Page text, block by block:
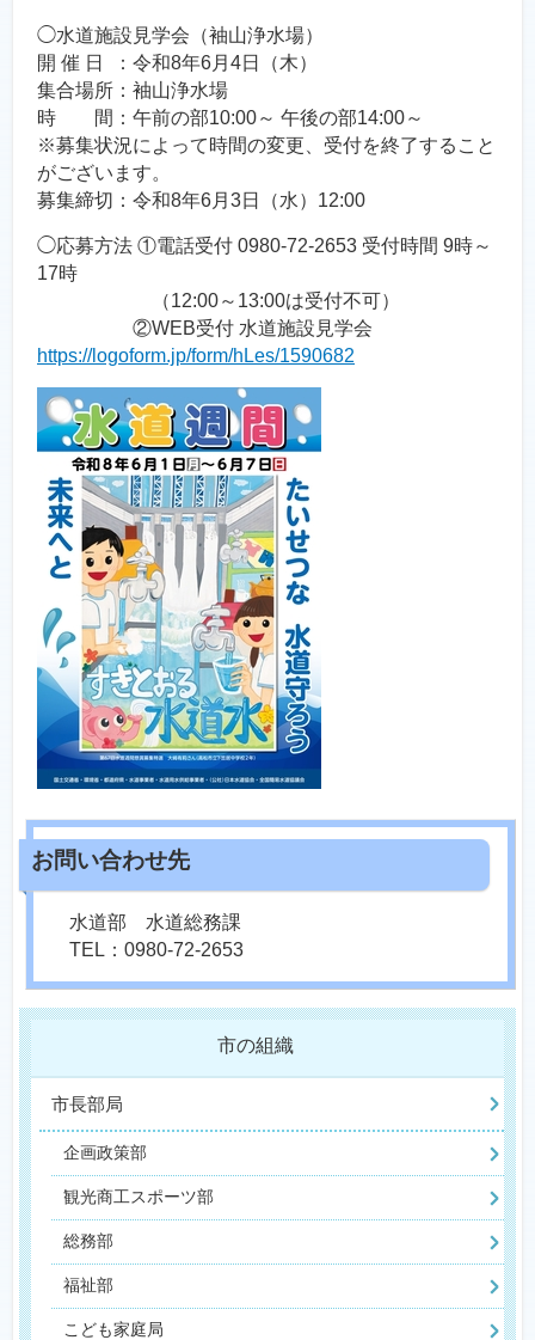
◯水道施設見学会（袖山浄水場）
開 催 日 ：令和8年6月4日（木）
集合場所：袖山浄水場
時 間：午前の部10:00～ 午後の部14:00～
※募集状況によって時間の変更、受付を終了すること
がございます。
募集締切：令和8年6月3日（水）12:00
◯応募方法 ①電話受付 0980-72-2653 受付時間 9時～
17時
（12:00～13:00は受付不可）
②WEB受付 水道施設見学会
https://logoform.jp/form/hLes/1590682
水道部 水道総務課
TEL：0980-72-2653
市の組織
市長部局
企画政策部
観光商工スポーツ部
総務部
福祉部
こども家庭局